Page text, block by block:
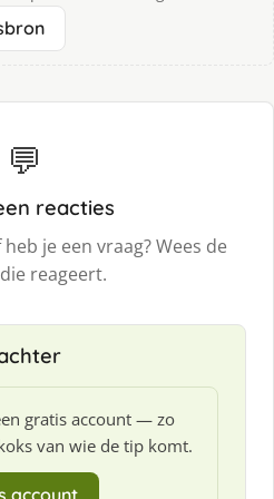
💬
reacties
je een vraag? Wees de
reageert.
gratis account — zo
van wie de tip komt.